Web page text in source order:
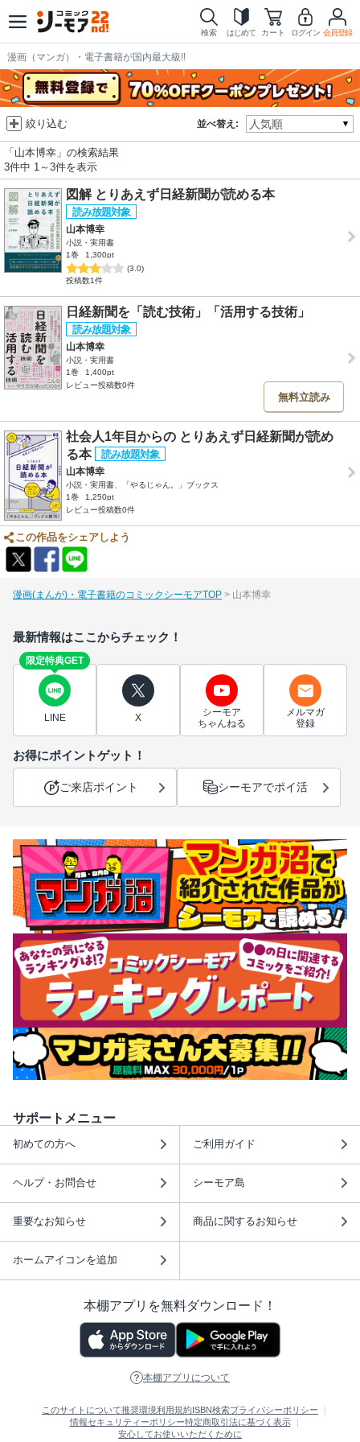
検索 はじめて カート ログイン 会員登録
漫画（マンガ）・電子書籍が国内最大級!!
並べ替え:
絞り込む
「山本博幸」の検索結果
3件中 1～3件を表示
図解 とりあえず日経新聞が読める本
山本博幸
小説・実用書
1巻
1,300pt
(3.0)
投稿数1件
日経新聞を「読む技術」「活用する技術」
山本博幸
小説・実用書
1巻
1,400pt
レビュー投稿数0件
無料立読み
社会人1年目からの とりあえず日経新聞が読め
る本
山本博幸
小説・実用書、「やるじゃん。」ブックス
1巻
1,250pt
レビュー投稿数0件
この作品をシェアしよう
漫画(まんが)・電子書籍のコミックシーモアTOP 山本博幸
最新情報はここからチェック！
限定特典GET
LINE X
シーモア
ちゃんねる
メルマガ
登録
お得にポイントゲット！
ご来店ポイント シーモアでポイ活
サポートメニュー
初めての方へ ご利用ガイド
ヘルプ・お問合せ シーモア島
重要なお知らせ 商品に関するお知らせ
ホームアイコンを追加
本棚アプリを無料ダウンロード！
本棚アプリについて
このサイトについて推奨環境利用規約ISBN検索プライバシーポリシー
情報セキュリティーポリシー特定商取引法に基づく表示
安心してお使いいただくために